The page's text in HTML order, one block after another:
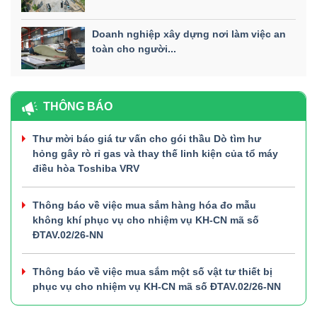
Doanh nghiệp xây dựng nơi làm việc an
toàn cho người...
THÔNG BÁO
Thư mời báo giá tư vấn cho gói thầu Dò tìm hư
hỏng gây rò rỉ gas và thay thế linh kiện của tổ máy
điều hòa Toshiba VRV
Thông báo về việc mua sắm hàng hóa đo mẫu
không khí phục vụ cho nhiệm vụ KH-CN mã số
ĐTAV.02/26-NN
Thông báo về việc mua sắm một số vật tư thiết bị
phục vụ cho nhiệm vụ KH-CN mã số ĐTAV.02/26-NN